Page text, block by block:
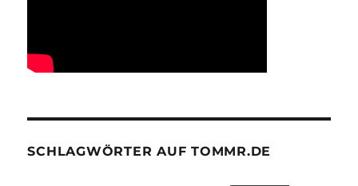
SCHLAGWÖRTER AUF TOMMR.DE